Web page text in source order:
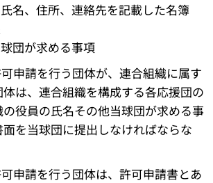
氏名、住所、連絡先を記載した名簿
球団が求める事項
申請を行う団体が、連合組織に属す
は、連合組織を構成する各応援団の
役員の氏名その他当球団が求める事
を当球団に提出しなければならな
申請を行う団体は、許可申請書とあ